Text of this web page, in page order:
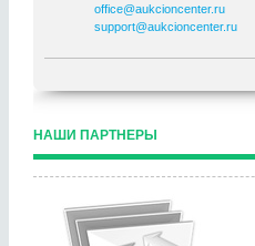
office@aukcioncenter.ru
support@aukcioncenter.ru
НАШИ ПАРТНЕРЫ